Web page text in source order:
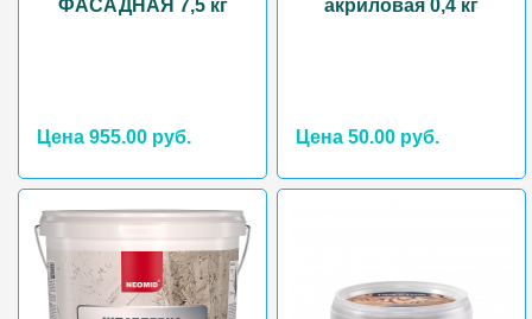
ФАСАДНАЯ 7,5 кг
Цена 955.00 руб.
акриловая 0,4 кг
Цена 50.00 руб.